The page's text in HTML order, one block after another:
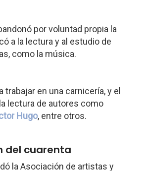
por voluntad propia la
a la lectura y al estudio de
como la música.
trabajar en una carnicería, y el
lectura de autores como
Hugo, entre otros.
del cuarenta
la Asociación de artistas y